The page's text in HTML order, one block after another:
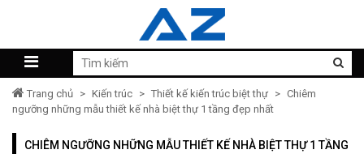
Trang chủ > Kiến trúc > Thiết kế kiến trúc biệt thự > Chiêm
ngưỡng những mẫu thiết kế nhà biệt thự 1 tầng đẹp nhất
CHIÊM NGƯỠNG NHỮNG MẪU THIẾT KẾ NHÀ BIỆT THỰ 1 TẦNG